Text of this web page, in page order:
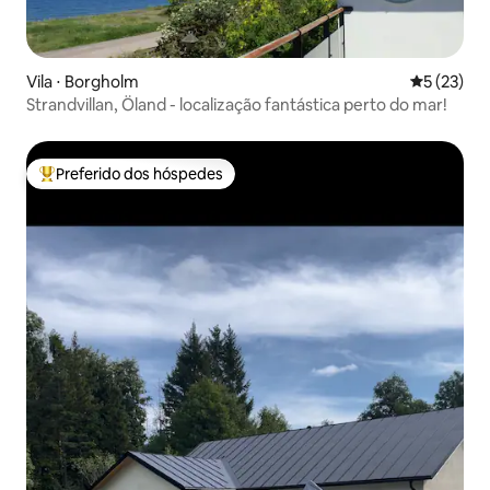
Vila ⋅ Borgholm 5 de uma
5 (23)
Strandvillan, Öland - localização fantástica perto do mar!
Entre os melhores preferidos dos hóspedes
Preferido dos hóspedes